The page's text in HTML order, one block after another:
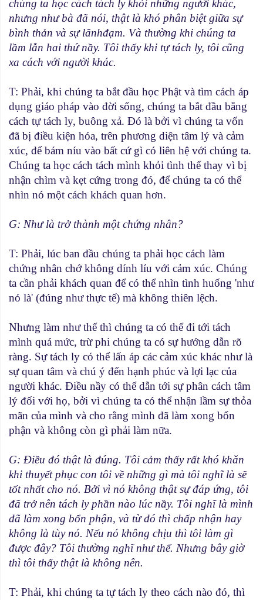
chúng ta học cách tách ly khỏi những người khác,
nhưng như bà đã nói, thật là khó phân biệt giữa sự
bình thản và sự lãnhđạm. Và thường khi chúng ta
lầm lẫn hai thứ nầy. Tôi thấy khi tự tách ly, tôi cũng
xa cách với người khác.
T: Phải, khi chúng ta bắt đầu học Phật và tìm cách áp
dụng giáo pháp vào đời sống, chúng ta bắt đầu bằng
cách tự tách ly, buông xả. Ðó là bởi vì chúng ta vốn
đã bị điều kiện hóa, trên phương diện tâm lý và cảm
xúc, để bám níu vào bất cứ gì có liên hệ với chúng ta.
Chúng ta học cách tách mình khỏi tình thế thay vì bị
nhận chìm và kẹt cứng trong đó, để chúng ta có thể
nhìn nó một cách khách quan hơn.
G: Như là trở thành một chứng nhân?
T: Phải, lúc ban đầu chúng ta phải học cách làm
chứng nhân chớ không dính líu với cảm xúc. Chúng
ta cần phải khách quan để có thể nhìn tình huống 'như
nó là' (đúng như thực tế) mà không thiên lệch.
Nhưng làm như thế thì chúng ta có thể đi tới tách
mình quá mức, trừ phi chúng ta có sự hướng dẫn rõ
ràng. Sự tách ly có thể lấn áp các cảm xúc khác như là
sự quan tâm và chú ý đến hạnh phúc và lợi lạc của
người khác. Ðiều nầy có thể dẫn tới sự phân cách tâm
lý đối với họ, bởi vì chúng ta có thể nhận lầm sự thỏa
mãn của mình và cho rằng mình đã làm xong bổn
phận và không còn gì phải làm nữa.
G: Ðiều đó thật là đúng. Tôi cảm thấy rất khó khăn
khi thuyết phục con tôi về những gì mà tôi nghĩ là sẽ
tốt nhất cho nó. Bởi vì nó không thật sự đáp ứng, tôi
đã trở nên tách ly phần nào lúc nầy. Tôi nghĩ là mình
đã làm xong bổn phận, và từ đó thì chấp nhận hay
không là tùy nó. Nếu nó không chịu thì tôi làm gì
được đây? Tôi thường nghĩ như thế. Nhưng bây giờ
thì tôi thấy thật là không nên.
T: Phải, khi chúng ta tự tách ly theo cách nào đó, thì